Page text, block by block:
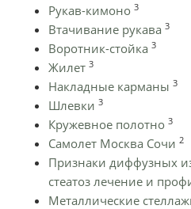
Рукав-кимоно 3
Втачивание рукава 3
Воротник-стойка 3
Жилет 3
Накладные карманы 3
Шлевки 3
Кружевное полотно 3
Самолет Москва Сочи 2
Признаки диффузных
стеатоз лечение и
Металлические